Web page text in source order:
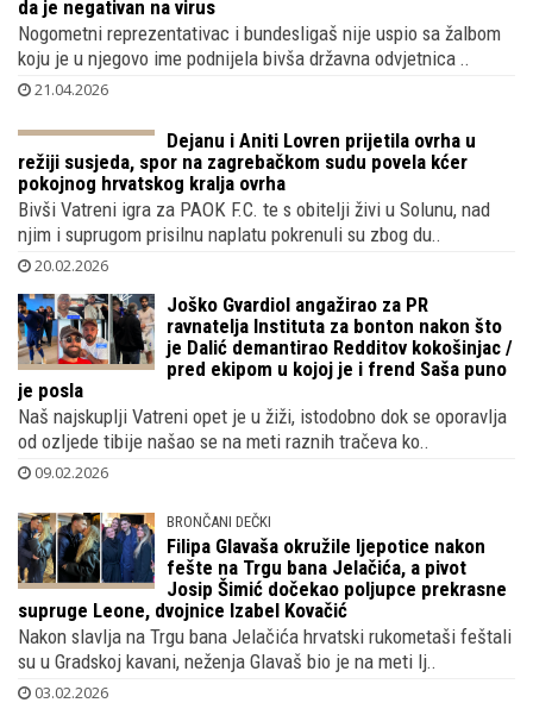
da je negativan na virus
Nogometni reprezentativac i bundesligaš nije uspio sa žalbom
koju je u njegovo ime podnijela bivša državna odvjetnica ..
21.04.2026
Dejanu i Aniti Lovren prijetila ovrha u
režiji susjeda, spor na zagrebačkom
sudu povela kćer pokojnog hrvatskog
kralja ovrha
Bivši Vatreni igra za PAOK F.C. te s obitelji živi u Solunu, nad
njim i suprugom prisilnu naplatu pokrenuli su zbog du..
Joško Gvardiol angažirao za PR
ravnatelja Instituta za bonton nakon što
je Dalić demantirao Redditov kokošinjac /
pred ekipom u kojoj je i frend Saša puno
je posla
Naš najskuplji Vatreni opet je u žiži, istodobno dok se oporavlja
od ozljede tibije našao se na meti raznih tračeva ko..
BRONČANI DEČKI
Filipa Glavaša okružile ljepotice nakon
fešte na Trgu bana Jelačića, a pivot
Josip Šimić dočekao poljupce prekrasne
supruge Leone, dvojnice Izabel Kovačić
Nakon slavlja na Trgu bana Jelačića hrvatski rukometaši feštali
su u Gradskoj kavani, neženja Glavaš bio je na meti lj..